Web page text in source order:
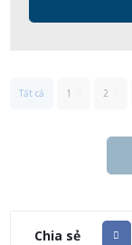
Tất cả 1 2
Chia sẻ